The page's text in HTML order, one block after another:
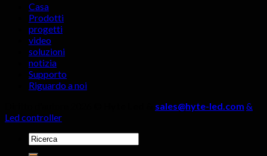
Casa
Prodotti
progetti
video
soluzioni
notizia
Supporto
Riguardo a noi
sales@hyte-led.com &
Led controller
Cercare: